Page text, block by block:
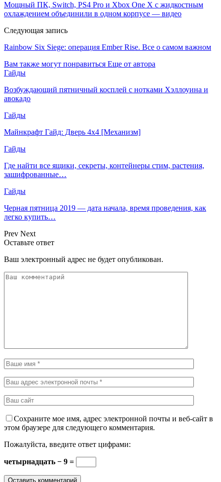
Мощный ПК, Switch, PS4 Pro и Xbox One X с жидкостным
охлаждением объединили в одном корпусе — видео
Следующая запись
Rainbow Six Siege: операция Ember Rise. Все о самом важном
Вам также могут понравиться Еще от автора
Гайды
Возбуждающий пятничный косплей с нотками Хэллоуина и
авокадо
Гайды
Майнкрафт Гайд: Дверь 4х4 [Механизм]
Гайды
Где найти все ящики, секреты, контейнеры стим, растения,
зашифрованные…
Гайды
Черная пятница 2019 — дата начала, время проведения, как
легко купить…
Prev Next
Оставьте ответ
Ваш электронный адрес не будет опубликован.
Сохраните мое имя, адрес электронной почты и веб-сайт в
этом браузере для следующего комментария.
Пожалуйста, введите ответ цифрами:
четырнадцать − 9 =